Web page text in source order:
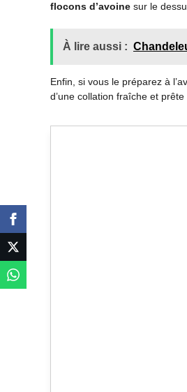
flocons d’avoine sur le
À lire aussi :
Enfin, si vous le préparez à
d’une collation fraîche et